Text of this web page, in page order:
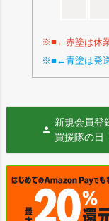
※■←赤塗は休
※■←青塗は発
新規会員登
買援隊の日